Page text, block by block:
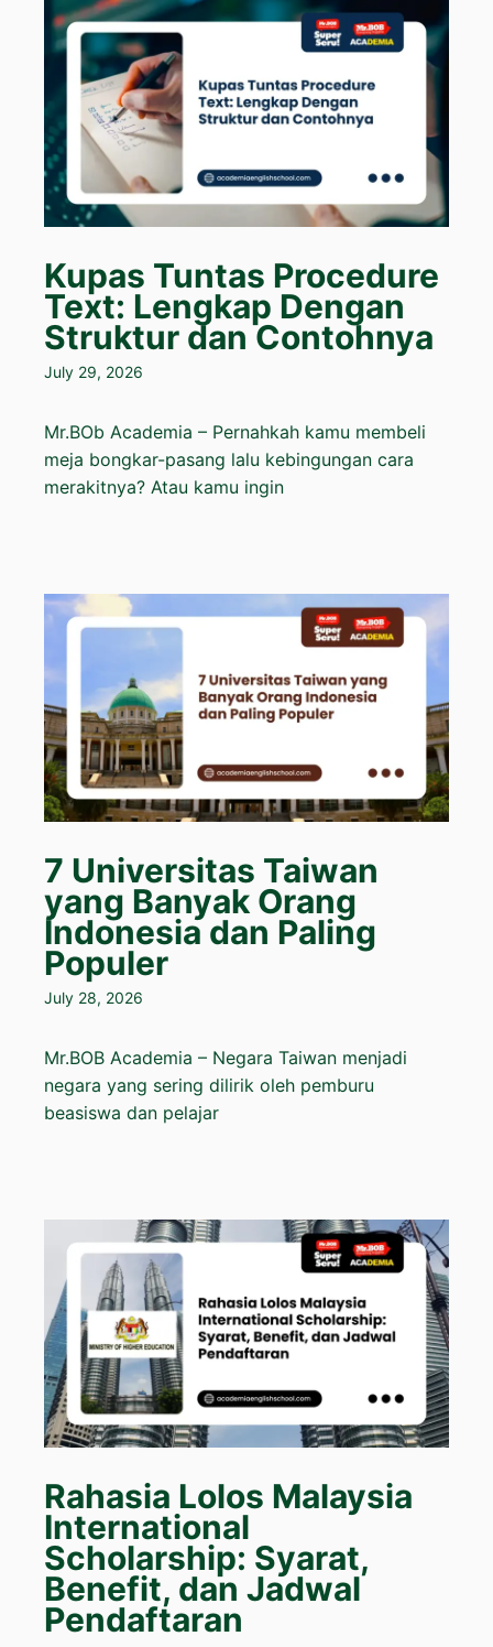
Kupas Tuntas Procedure
Text: Lengkap Dengan
Struktur dan Contohnya
July 29, 2026
Mr.BOb Academia – Pernahkah kamu membeli
meja bongkar-pasang lalu kebingungan cara
merakitnya? Atau kamu ingin
7 Universitas Taiwan
yang Banyak Orang
Indonesia dan Paling
Populer
July 28, 2026
Mr.BOB Academia – Negara Taiwan menjadi
negara yang sering dilirik oleh pemburu
beasiswa dan pelajar
Rahasia Lolos Malaysia
International
Scholarship: Syarat,
Benefit, dan Jadwal
Pendaftaran